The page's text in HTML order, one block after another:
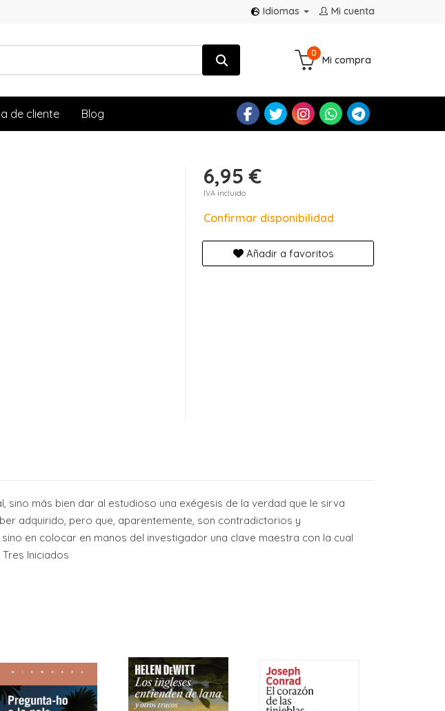
Mi cuenta
Idiomas
Mi compra
0
de cliente Blog
6,95 €
IVA incluido
Confirmar disponibilidad
Añadir a favoritos
más bien dar al estudioso una exégesis de la verdad que le sirva
adquirido, pero que, aparentemente, son contradictorios y
en colocar en manos del investigador una clave maestra con la cual
Iniciados